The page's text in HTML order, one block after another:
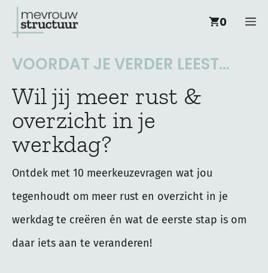
naar
0
VOORDAT JE VERDER LEEST...
Wil jij meer rust &
overzicht in je
werkdag?
Ontdek met 10 meerkeuzevragen wat jou
tegenhoudt om meer rust en overzicht in je
werkdag te creëren én wat de eerste stap is om
daar iets aan te veranderen!